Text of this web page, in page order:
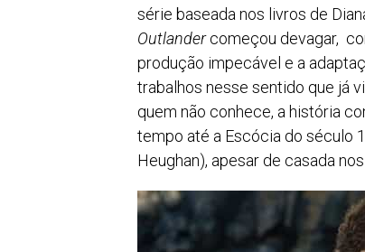
série baseada nos livros de
Outlandercomeçou devagar,
produção impecável e a
trabalhos nesse sentido que já
quem não conhece, a história
tempo até a Escócia do século
Heughan), apesar de casada